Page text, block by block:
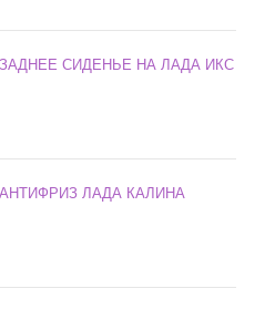
СИДЕНЬЕ НА ЛАДА ИКС
ЛАДА КАЛИНА